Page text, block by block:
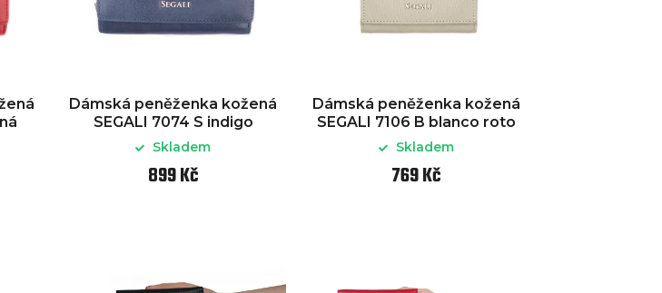
Dámská peněženka kožená
SEGALI 7074 S indigo
Skladem
899 Kč
Dámská peněženka kožená
SEGALI 7106 B blanco roto
Skladem
769 Kč